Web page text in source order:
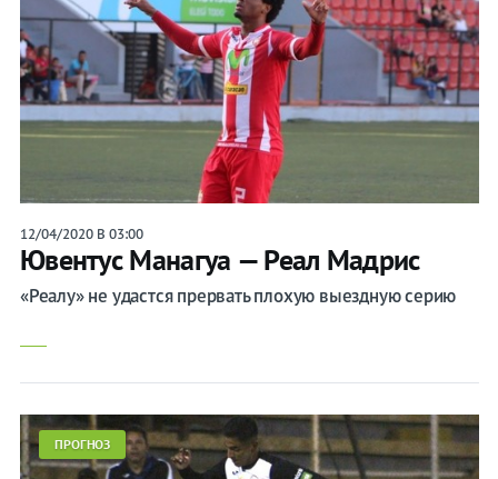
12/04/2020 В 03:00
Ювентус Манагуа — Реал Мадрис
«Реалу» не удастся прервать плохую выездную серию
ПРОГНОЗ